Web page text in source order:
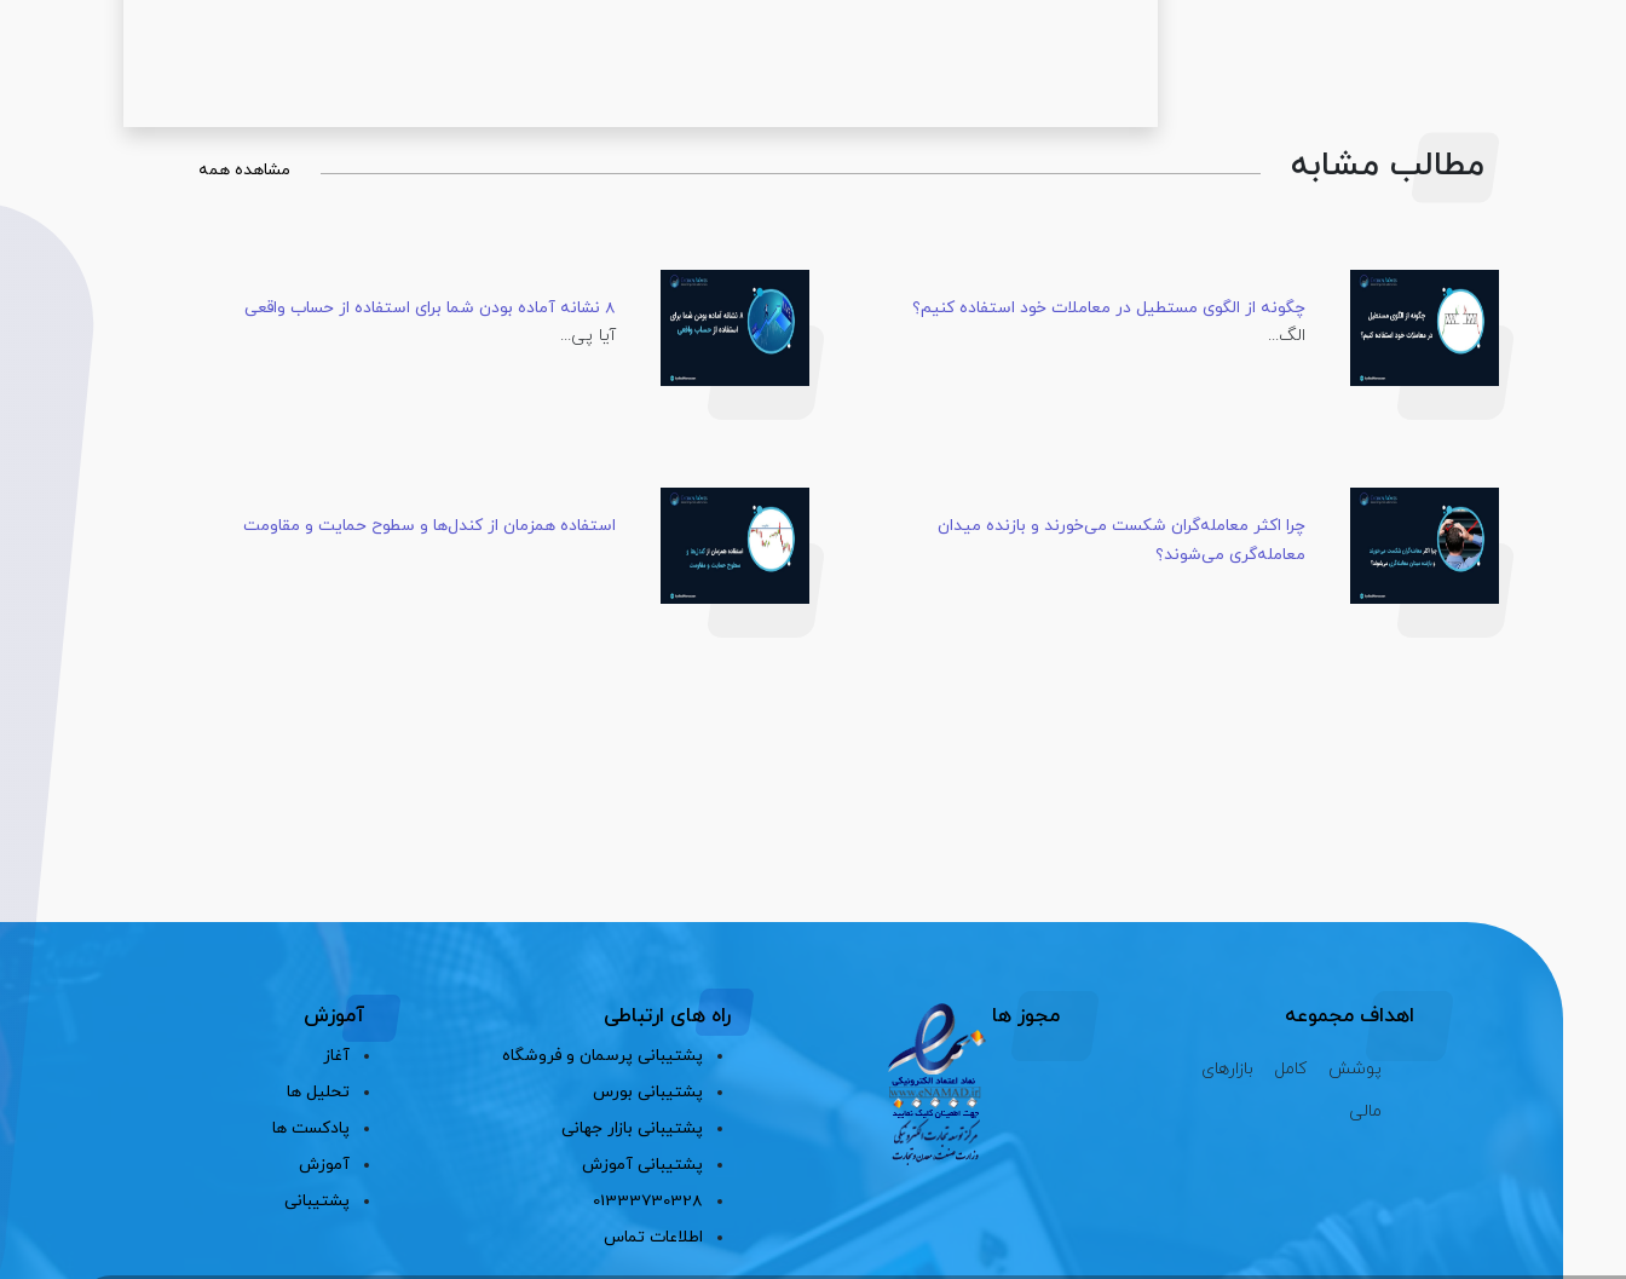
مطالب مشابه مشاهده همه
چگونه از الگوی مستطیل در معاملات خود استفاده کنیم؟
الگ...
8 نشانه آماده بودن شما برای استفاده از حساب واقعی
آیا پی...
چرا اکثر معامله‌گران شکست می‌خورند و بازنده میدان
معامله‌گری می‌شوند؟
استفاده همزمان از کندل‌ها و سطوح حمایت و مقاومت
اهداف مجموعه
پوشش کامل بازارهای
مالی
مجوز ها راه های ارتباطی
پشتیبانی پرسمان و فروشگاه
پشتیبانی بورس
پشتیبانی بازار جهانی
پشتیبانی آموزش
01333730328
اطلاعات تماس
آموزش
آغاز
تحلیل ها
پادکست ها
آموزش
پشتیبانی